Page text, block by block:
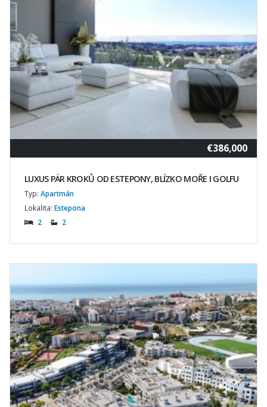
€386,000
LUXUS PÁR KROKŮ OD ESTEPONY, BLÍZKO MOŘE I GOLFU
Typ: Apartmán
Lokalita: Estepona
2
2